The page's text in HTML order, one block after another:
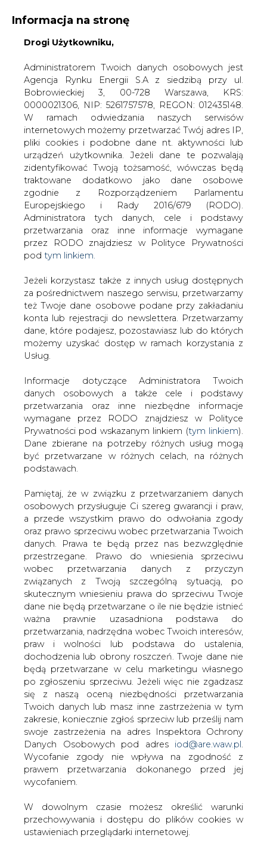
WYDAWCA PORTALU:
WYSOKI KONTRAST
WŁĄCZ CIRE.TV
Informacja na stronę
Drogi Użytkowniku,
Administratorem Twoich danych osobowych jest
Agencja Rynku Energii S.A z siedzibą przy ul.
Bobrowieckiej 3, 00-728 Warszawa, KRS:
0000021306, NIP: 5261757578, REGON: 012435148.
W ramach odwiedzania naszych serwisów
internetowych możemy przetwarzać Twój adres IP,
pliki cookies i podobne dane nt. aktywności lub
urządzeń użytkownika. Jeżeli dane te pozwalają
zidentyfikować Twoją tożsamość, wówczas będą
traktowane dodatkowo jako dane osobowe
zgodnie z Rozporządzeniem Parlamentu
Europejskiego i Rady 2016/679 (RODO).
Administratora tych danych, cele i podstawy
przetwarzania oraz inne informacje wymagane
przez RODO znajdziesz w Polityce Prywatności
pod tym linkiem.
Jeżeli korzystasz także z innych usług dostępnych
za pośrednictwem naszego serwisu, przetwarzamy
też Twoje dane osobowe podane przy zakładaniu
konta lub rejestracji do newslettera. Przetwarzamy
dane, które podajesz, pozostawiasz lub do których
możemy uzyskać dostęp w ramach korzystania z
Usług.
Informacje dotyczące Administratora Twoich
danych osobowych a także cele i podstawy
przetwarzania oraz inne niezbędne informacje
wymagane przez RODO znajdziesz w Polityce
Prywatności pod wskazanym linkiem (tym linkiem).
Dane zbierane na potrzeby różnych usług mogą
być przetwarzane w różnych celach, na różnych
podstawach.
Pamiętaj, że w związku z przetwarzaniem danych
osobowych przysługuje Ci szereg gwarancji i praw,
a przede wszystkim prawo do odwołania zgody
oraz prawo sprzeciwu wobec przetwarzania Twoich
danych. Prawa te będą przez nas bezwzględnie
przestrzegane. Prawo do wniesienia sprzeciwu
wobec przetwarzania danych z przyczyn
związanych z Twoją szczególną sytuacją, po
skutecznym wniesieniu prawa do sprzeciwu Twoje
dane nie będą przetwarzane o ile nie będzie istnieć
ważna prawnie uzasadniona podstawa do
przetwarzania, nadrzędna wobec Twoich interesów,
praw i wolności lub podstawa do ustalenia,
dochodzenia lub obrony roszczeń. Twoje dane nie
będą przetwarzane w celu marketingu własnego
po zgłoszeniu sprzeciwu. Jeżeli więc nie zgadzasz
się z naszą oceną niezbędności przetwarzania
Twoich danych lub masz inne zastrzeżenia w tym
zakresie, koniecznie zgłoś sprzeciw lub prześlij nam
swoje zastrzeżenia na adres Inspektora Ochrony
Danych Osobowych pod adres iod@are.waw.pl.
Wycofanie zgody nie wpływa na zgodność z
prawem przetwarzania dokonanego przed jej
wycofaniem.
W dowolnym czasie możesz określić warunki
przechowywania i dostępu do plików cookies w
ustawieniach przeglądarki internetowej.
Strona główna / SERWIS INFORMACYJNY CIRE
/ PKE przedłuża termin składanie ofert
2006-12-06 00:00
drukuj
skomentuj
PKE przedłuża termin składanie
ofert
Zarząd Południowego Koncernu
Energetycznego SA, a wniosek
potencjalnych oferentów, podjął
decyzję o przedłużeniu do 29 grudnia br.
terminu składania ofert na udział w
odbudowie elektrowni Blachownia i
Halemba.
Potencjalni inwestorzy chcieli więcej czasu na
przygotowanie ofert wstępnych. Zainteresowanie
projektami jest duże. Memoranda informacyjne do końca
listopada odebrało już 19 podmiotów.
Zakłada się, że negocjacje zakończą się do połowy 2007
roku, następnie rozpoczną się prace projektowe i
budowa. Rozpoczęcie eksploatacji nowych elektrowni
planowane jest nie później niż 1 stycznia 2012 roku.
W Elektrowni Halemba powstanie wysokosprawne
źródło wytwarzania energii elektrycznej pracujące w
oparciu o węgiel kamienny jako paliwo podstawowe.
Rozważa się też budowę spalarni odpadów komunalnych
o wydajności przerobu 200-300 tys. ton odpadów na
ciepła dla dotychczasowych odbiorców tego produktu.
W memorandum zaznaczono, że preferowana będzie
jednostka o mocy do 440 MWe.